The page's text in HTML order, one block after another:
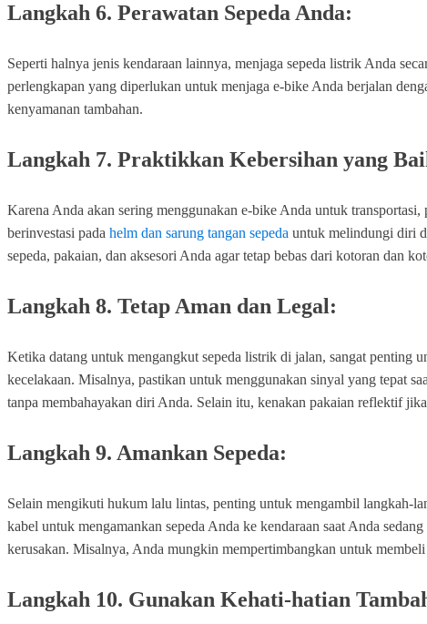
Langkah 6. Perawatan Sepeda Anda:
Seperti halnya jenis kendaraan lainnya, menjaga sepeda listrik Anda
perlengkapan yang diperlukan untuk menjaga e-bike Anda berjalan
kenyamanan tambahan.
Langkah 7. Praktikkan Kebersihan yang
Karena Anda akan sering menggunakan e-bike Anda untuk
berinvestasi pada helm dan sarung tangan sepeda untuk melindungi diri
sepeda, pakaian, dan aksesori Anda agar tetap bebas dari kotoran dan
Langkah 8. Tetap Aman dan Legal:
Ketika datang untuk mengangkut sepeda listrik di jalan, sangat penting
kecelakaan. Misalnya, pastikan untuk menggunakan sinyal yang tepat
tanpa membahayakan diri Anda. Selain itu, kenakan pakaian reflektif
Langkah 9. Amankan Sepeda:
Selain mengikuti hukum lalu lintas, penting untuk mengambil langkah-
kabel untuk mengamankan sepeda Anda ke kendaraan saat Anda
kerusakan. Misalnya, Anda mungkin mempertimbangkan untuk
Langkah 10. Gunakan Kehati-hatian